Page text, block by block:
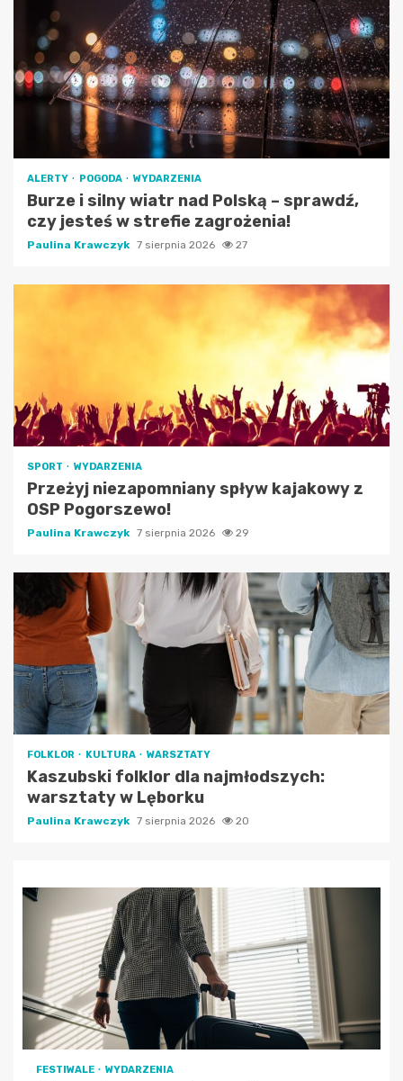
ALERTY POGODA WYDARZENIA
Burze i silny wiatr nad Polską – sprawdź,
czy jesteś w strefie zagrożenia!
Paulina Krawczyk 7 sierpnia 2026 27
SPORT WYDARZENIA
Przeżyj niezapomniany spływ kajakowy z
OSP Pogorszewo!
Paulina Krawczyk 7 sierpnia 2026 29
FOLKLOR KULTURA WARSZTATY
Kaszubski folklor dla najmłodszych:
warsztaty w Lęborku
Paulina Krawczyk 7 sierpnia 2026 20
FESTIWALE WYDARZENIA